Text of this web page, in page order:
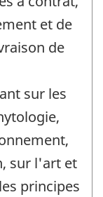
et de
de
sur les
sur l'art et
principes